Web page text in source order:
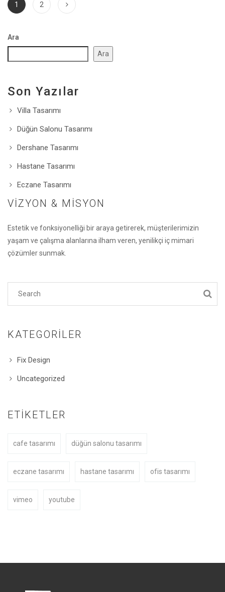
1 2
Ara
Ara
Son Yazılar
Villa Tasarımı
Düğün Salonu Tasarımı
Dershane Tasarımı
Hastane Tasarımı
Eczane Tasarımı
VIZYON & MISYON
Estetik ve fonksiyonelliği bir araya getirerek, müşterilerimizin
yaşam ve çalışma alanlarına ilham veren, yenilikçi iç mimari
çözümler sunmak.
KATEGORILER
Fix Design
Uncategorized
ETIKETLER
cafe tasarımı düğün salonu tasarımı
eczane tasarımı hastane tasarımı ofis tasarımı
vimeo youtube